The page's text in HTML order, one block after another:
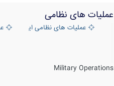
عملیات های نظامی
عملیات های نظامی ایران
Military Operations